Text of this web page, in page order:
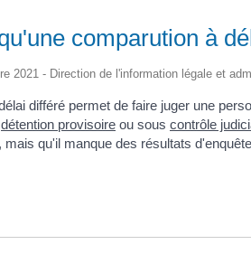
comparution à
2021 - Direction de l'information légale et
différé permet de faire juger une
détention provisoire ou sous contrôle
qu'il manque des résultats